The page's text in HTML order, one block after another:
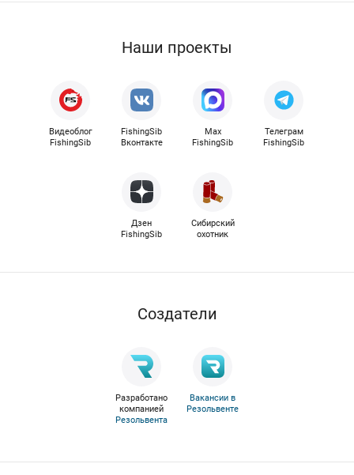
Наши проекты
Видеоблог
FishingSib
FishingSib
Вконтакте
Max
FishingSib
Телеграм
FishingSib
Дзен
FishingSib
Сибирский
охотник
Cоздатели
Разработано
компанией
Резольвента
Вакансии в
Резольвенте